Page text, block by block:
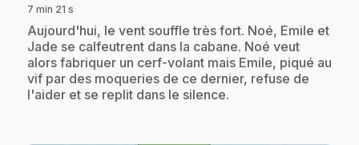
7 min 21 s
.Aujourd'hui, le vent souffle très fort. Noé, Emile et
Jade se calfeutrent dans la cabane. Noé veut
alors fabriquer un cerf-volant mais Emile, piqué au
vif par des moqueries de ce dernier, refuse de
l'aider et se replit dans le silence.